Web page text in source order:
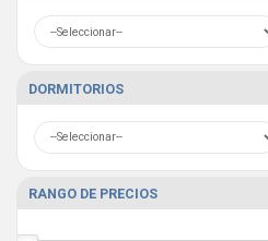
DORMITORIOS
RANGO DE PRECIOS